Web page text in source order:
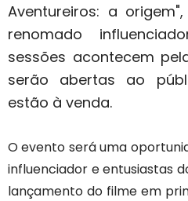
Aventureiros: a
renomado
sessões acontecem
serão abertas ao
estão à venda.
O evento será uma
influenciador e entusiastas
lançamento do filme em